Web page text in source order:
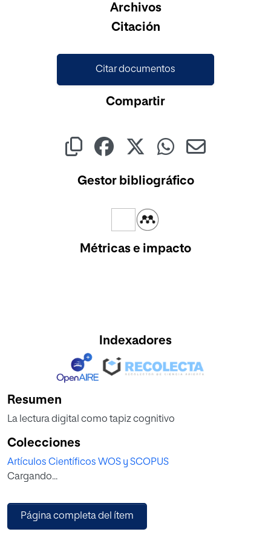
Archivos
Citación
Citar documentos
Compartir
Gestor bibliográfico
Métricas e impacto
Indexadores
Resumen
La lectura digital como tapiz cognitivo
Colecciones
Artículos Científicos WOS y SCOPUS
Cargando...
Página completa del ítem